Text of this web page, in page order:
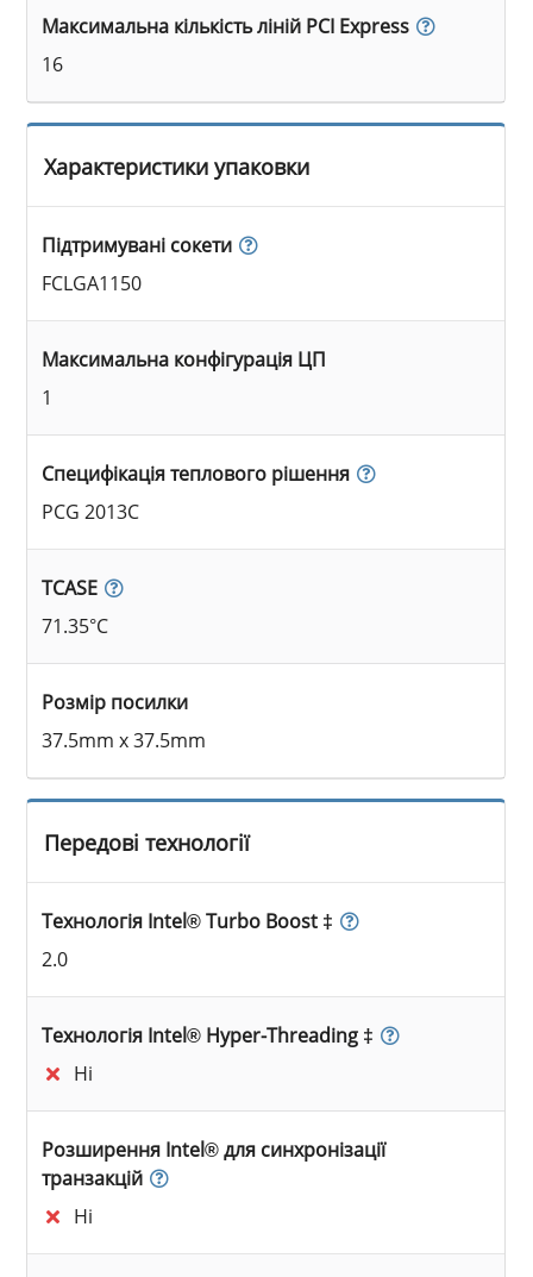
Максимальна кількість ліній PCI Express
16
Характеристики упаковки
Підтримувані сокети
FCLGA1150
Максимальна конфігурація ЦП
1
Специфікація теплового рішення
PCG 2013C
TCASE
71.35°C
Розмір посилки
37.5mm x 37.5mm
Передові технології
Технологія Intel® Turbo Boost ‡
2.0
Технологія Intel® Hyper-Threading ‡
Ні
Розширення Intel® для синхронізації
транзакцій
Ні